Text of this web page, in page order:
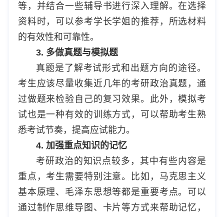
等，并结合一些辅导书进行深入理解。在选择
资料时，可以参考学长学姐的推荐，所选材料
的有效性和可靠性。
3. 多做真题与模拟题
真题是了解考试形式和出题方向的途径。
考生应该尽量收集近几年的考研政治真题，通
过做题来检验自己的复习效果。此外，模拟考
试也是一种有效的训练方式，可以帮助考生熟
悉考试节奏，提高应试能力。
4. 加强重点知识的记忆
考研政治的知识点较多，其中有些内容是
重点，考生需要特别注意。比如，马克思主义
基本原理、毛泽东思想等都是重要考点。可以
通过制作思维导图、卡片等方式来帮助记忆，